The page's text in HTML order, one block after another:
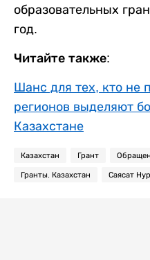
образовательных
год.
Читайте также:
Шанс для тех, кто не
регионов выделяют
Казахстане
Казахстан Грант
Гранты. Казахстан Саясат